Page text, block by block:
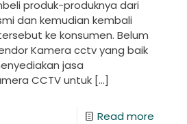
produk-produknya dari
dan kemudian kembali
ke konsumen. Belum
Kamera cctv yang baik
jasa
CCTV untuk […]
Read more